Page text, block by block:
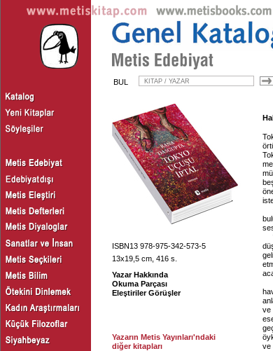
BUL
ISBN13 978-975-342-573-5
13x19,5 cm, 416 s.
Yazar Hakkında
Okuma Parçası
Eleştiriler Görüşler
Yazarın Metis Yayınları'ndaki
diğer kitapları
ve
ve